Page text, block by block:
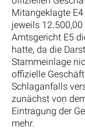
Mitangeklagte
jeweils
Amtsgericht E5
hatte, da die
Stammeinlage
offizielle
Schlaganfalls
zunächst von
Eintragung der
mehr.